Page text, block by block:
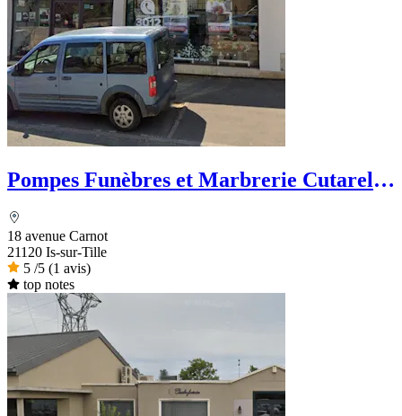
Pompes Funèbres et Marbrerie Cutarella
18 avenue Carnot
21120 Is-sur-Tille
5 /5 (1 avis)
top notes